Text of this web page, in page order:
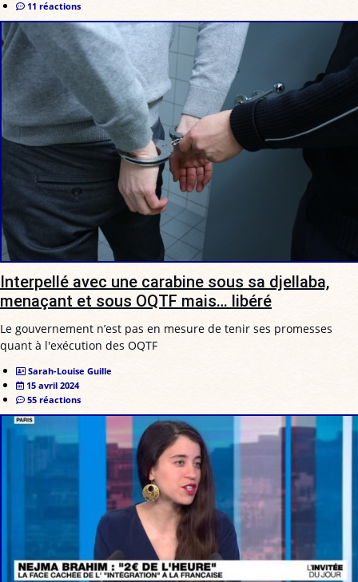
11 réactions
Interpellé avec une carabine sous sa djellaba,
menaçant et sous OQTF mais… libéré
Le gouvernement n’est pas en mesure de tenir ses promesses
quant à l'exécution des OQTF
Sarah-Louise Guille
15 avril 2024
55 réactions